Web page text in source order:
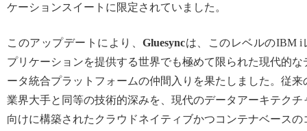
ケーションスイートに限定されていました。
このアップデートにより、Gluesyncは、このレベルのIBM i
プリケーションを提供する世界でも極めて限られた現代的な
ータ統合プラットフォームの仲間入りを果たしました。従来
業界大手と同等の技術的深みを、現代のデータアーキテクチ
向けに構築されたクラウドネイティブかつコンテナベースの